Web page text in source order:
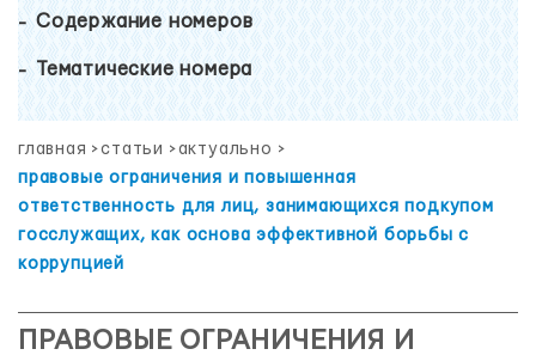
Содержание номеров
Тематические номера
главная >статьи >актуально >
правовые ограничения и повышенная
ответственность для лиц, занимающихся подкупом
госслужащих, как основа эффективной борьбы с
коррупцией
ПРАВОВЫЕ ОГРАНИЧЕНИЯ И